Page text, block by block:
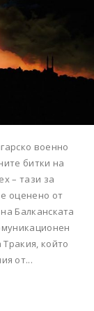
военно
битки на
– тази за
оценено от
Балканската
който
от...